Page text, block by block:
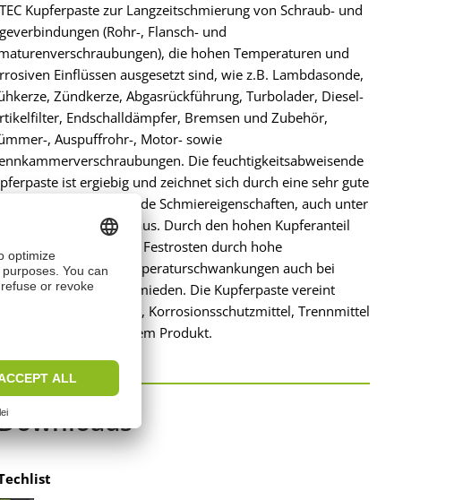
Kupferpaste zur Langzeitschmierung von Schraub- und
(Rohr-, Flansch- und
die hohen Temperaturen und
Ein­flüssen ausgesetzt sind, wie z.B. Lambdasonde,
Zündkerze, Abgasrückführung, Turbolader, Diesel­
Endschalldämpfer, Bremsen und Zubehör,
, Auspuffrohr-, Motor- sowie
Die feuchtigkeitsabweisende
ist ergiebig und zeichnet sich durch eine sehr gute
und hervorragende Schmiereigenschaften, auch unter
Bedingungen, aus. Durch den hohen Kupferanteil
ein Festfressen oder Festrosten durch hohe
sowie Tempe­raturschwankungen auch bei
Betriebsdauer vermieden. Die Kupferpaste vereint
Gleit­mittel, Korrosionsschutzmittel, Trennmittel
Montagepaste in einem Produkt.